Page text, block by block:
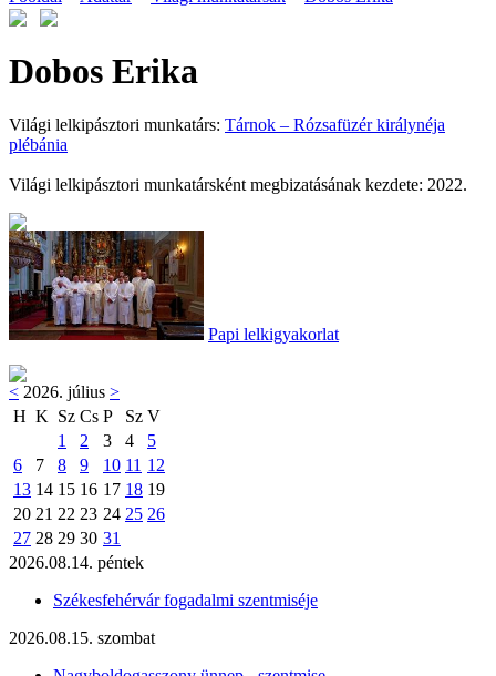
Dobos Erika
Világi lelkipásztori munkatárs: Tárnok – Rózsafüzér királynéja
plébánia
Világi lelkipásztori munkatársként megbizatásának kezdete: 2022.
Papi lelkigyakorlat
< 2026. július >
H K Sz Cs P Sz V
1
2 3 4
5
6
7 8 9 10 11 12
13 14 15 16 17 18 19
20 21 22 23 24 25 26
27 28 29 30 31
2026.08.14. péntek
Székesfehérvár fogadalmi szentmiséje
2026.08.15. szombat